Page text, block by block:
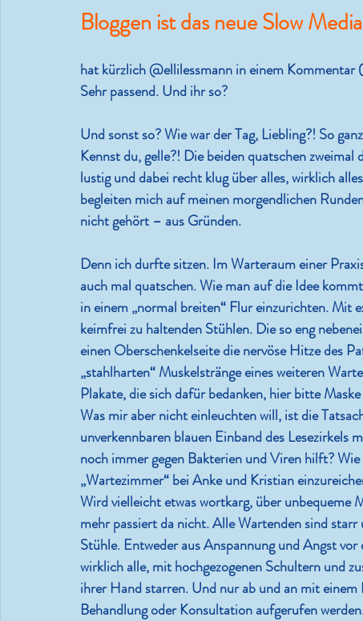
Bloggen ist das neue Slow Media
hat kürzlich @ellilessmann in einem
Sehr passend. Und ihr so?
Und sonst so? Wie war der Tag, Liebling?! So
Kennst du, gelle?! Die beiden quatschen
lustig und dabei recht klug über alles, wirklich
begleiten mich auf meinen morgendlichen
nicht gehört – aus Gründen.
Denn ich durfte sitzen. Im Warteraum einer
auch mal quatschen. Wie man auf die Idee
in einem „normal breiten“ Flur einzurichten. Mit
keimfrei zu haltenden Stühlen. Die so eng
einen Oberschenkelseite die nervöse Hitze des
„stahlharten“ Muskelstränge eines weiteren
Plakate, die sich dafür bedanken, hier bitte
Was mir aber nicht einleuchten will, ist die
unverkennbaren blauen Einband des Lesezirkels
noch immer gegen Bakterien und Viren hilft?
„Wartezimmer“ bei Anke und Kristian
Wird vielleicht etwas wortkarg, über unbequeme
mehr passiert da nicht. Alle Wartenden sind
Stühle. Entweder aus Anspannung und Angst
wirklich alle, mit hochgezogenen Schultern und
ihrer Hand starren. Und nur ab und an mit
Behandlung oder Konsultation aufgerufen